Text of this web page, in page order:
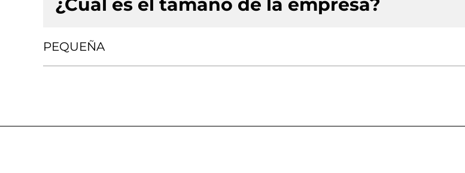
¿Cuál es el tamaño de la empresa?
PEQUEÑA